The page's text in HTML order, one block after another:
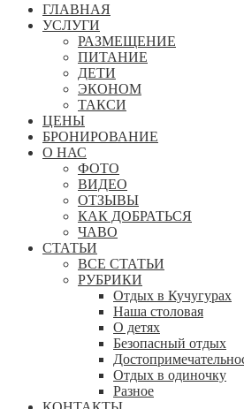
ГЛАВНАЯ
УСЛУГИ
РАЗМЕЩЕНИЕ
ПИТАНИЕ
ДЕТИ
ЭКОНОМ
ТАКСИ
ЦЕНЫ
БРОНИРОВАНИЕ
О НАС
ФОТО
ВИДЕО
ОТЗЫВЫ
КАК ДОБРАТЬСЯ
ЧАВО
СТАТЬИ
ВСЕ СТАТЬИ
РУБРИКИ
Отдых в Кучугурах
Наша столовая
О детях
Безопасный отдых
Отдых в одиночку
Разное